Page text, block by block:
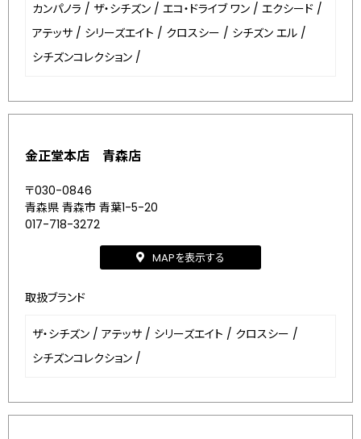
カンパノラ / ザ・シチズン / エコ・ドライブ ワン / エクシード /
アテッサ / シリーズエイト / クロスシー / シチズン エル /
シチズンコレクション /
金正堂本店 青森店
〒030-0846
青森県 青森市 青葉1-5-20
017-718-3272
MAPを表示する
取扱ブランド
ザ・シチズン / アテッサ / シリーズエイト / クロスシー /
シチズンコレクション /